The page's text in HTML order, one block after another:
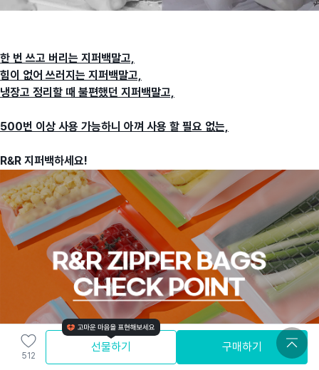
한 번 쓰고 버리는 지퍼백말고,
힘이 없어 쓰러지는 지퍼백말고,
냉장고 정리할 때 불편했던 지퍼백말고,
500번 이상 사용 가능하니 아껴 사용 할 필요 없는,
R&R 지퍼백하세요!
512
선물하기 구매하기